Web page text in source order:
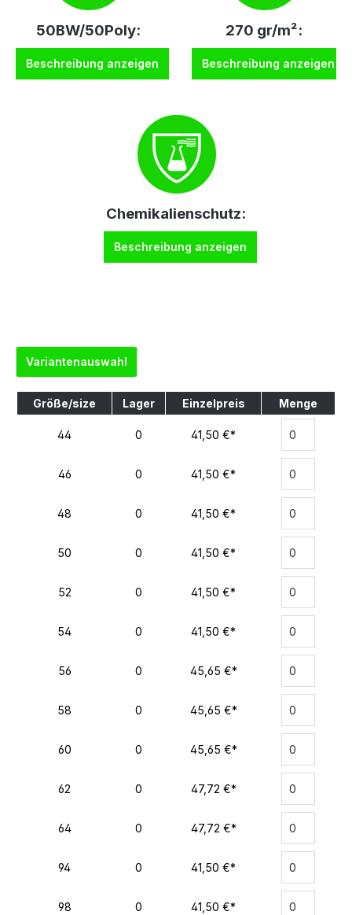
50BW/50Poly:
Beschreibung anzeigen
270 gr/m²:
Beschreibung anzeigen
Chemikalienschutz:
Beschreibung anzeigen
Variantenauswahl
Größe/size Lager Einzelpreis Menge
44 0 41,50 €*
46 0 41,50 €*
48 0 41,50 €*
50 0 41,50 €*
52 0 41,50 €*
54 0 41,50 €*
56 0 45,65 €*
58 0 45,65 €*
60 0 45,65 €*
62 0 47,72 €*
64 0 47,72 €*
94 0 41,50 €*
98 0 41,50 €*